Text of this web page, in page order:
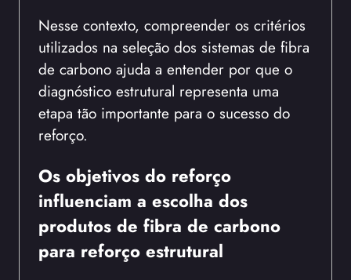
Nesse contexto, compreender os critérios
utilizados na seleção dos sistemas de fibra
de carbono ajuda a entender por que o
diagnóstico estrutural representa uma
etapa tão importante para o sucesso do
reforço.
Os objetivos do reforço
influenciam a escolha dos
produtos de fibra de carbono
para reforço estrutural